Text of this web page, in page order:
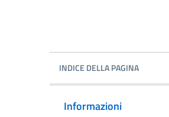
INDICE DELLA PAGINA
Informazioni